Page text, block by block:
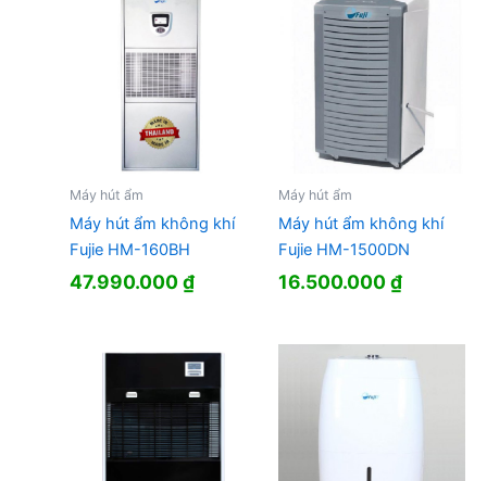
Máy hút ẩm
Máy hút ẩm không khí
Fujie HM-160BH
47.990.000₫
Máy hút ẩm
Máy hút ẩm không khí
Fujie HM-1500DN
16.500.000₫